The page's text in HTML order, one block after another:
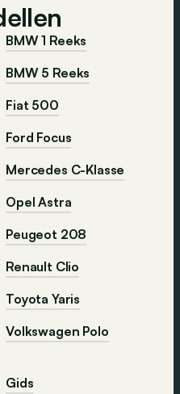
BMW 1 Reeks
BMW 5 Reeks
Fiat 500
Ford Focus
Mercedes C-Klasse
Opel Astra
Peugeot 208
Renault Clio
Toyota Yaris
Volkswagen Polo
Gids